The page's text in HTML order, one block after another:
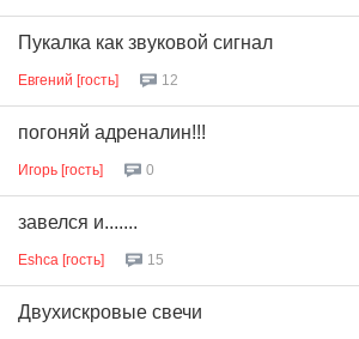
Пукалка как звуковой сигнал
Евгений [гость] 12
погоняй адреналин!!!
Игорь [гость] 0
завелся и.......
Eshca [гость] 15
Двухискровые свечи